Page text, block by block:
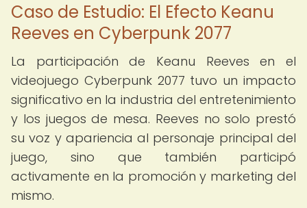
Caso de Estudio: El Efecto Keanu
Reeves en Cyberpunk 2077
La participación de Keanu Reeves en el
videojuego Cyberpunk 2077 tuvo un impacto
significativo en la industria del entretenimiento
y los juegos de mesa. Reeves no solo prestó
su voz y apariencia al personaje principal del
juego, sino que también participó
activamente en la promoción y marketing del
mismo.